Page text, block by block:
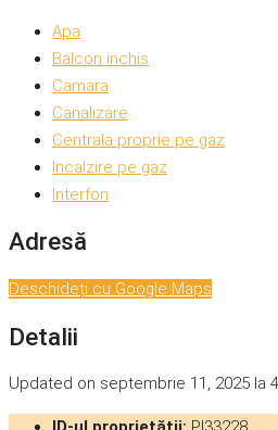
Apa
Balcon inchis
Camara
Canalizare
Centrala proprie pe gaz
Incalzire pe gaz
Interfon
Adresă
Deschideți cu Google Maps
Detalii
Updated on septembrie 11, 2025 la